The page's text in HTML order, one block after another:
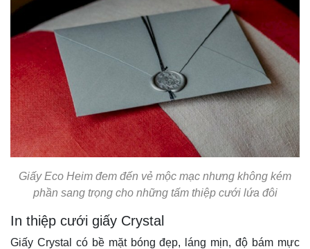
Giấy Eco Heim đem đến vẻ mộc mạc nhưng không kém
phần sang trọng cho những tấm thiệp cưới lứa đôi
In thiệp cưới giấy Crystal
Giấy Crystal có bề mặt bóng đẹp, láng mịn, độ bám mực